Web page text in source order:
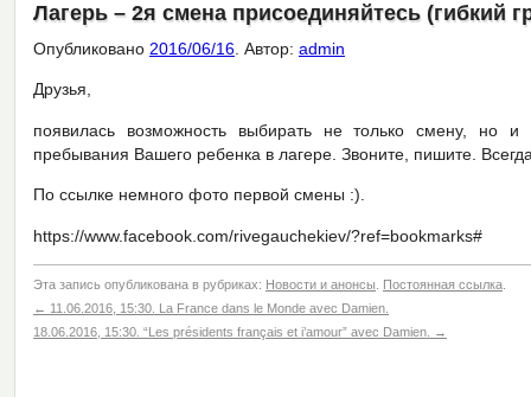
Лагерь – 2я смена присоединяйтесь (гибкий
Опубликовано 2016/06/16 Автор: admin
Друзья,
появилась возможность выбирать не только смену, но
пребывания Вашего ребенка в лагере. Звоните, пишите.
По ссылке немного фото первой смены :).
https://www.facebook.com/rivegauchekiev/?ref=bookmarks#
Эта запись опубликована в рубриках: Новости и анонсы Постоянная ссылка
← 11.06.2016, 15:30. La France dans le Monde avec Damien.
18.06.2016, 15:30. “Les présidents français et i’amour” avec Damien.
→